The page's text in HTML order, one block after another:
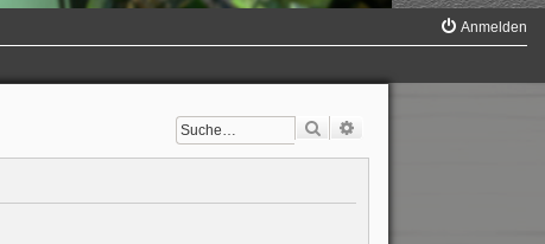
Anmelden
Suche